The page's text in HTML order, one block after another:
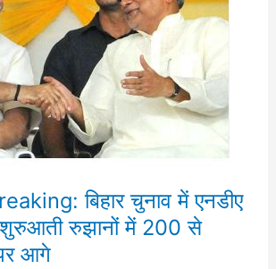
बिहार चुनाव में एनडीए
शुरुआती रुझानों में 200 से
आगे